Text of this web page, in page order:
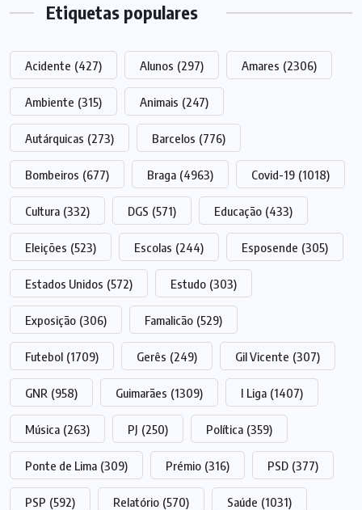
Etiquetas populares
Acidente (427) Alunos (297) Amares (2306)
Ambiente (315) Animais (247)
Autárquicas (273) Barcelos (776)
Bombeiros (677) Braga (4963) Covid-19 (1018)
Cultura (332) DGS (571) Educação (433)
Eleições (523) Escolas (244) Esposende (305)
Estados Unidos (572) Estudo (303)
Exposição (306) Famalicão (529)
Futebol (1709) Gerês (249) Gil Vicente (307)
GNR (958) Guimarães (1309) I Liga (1407)
Música (263) PJ (250) Política (359)
Ponte de Lima (309) Prémio (316) PSD (377)
PSP (592) Relatório (570) Saúde (1031)